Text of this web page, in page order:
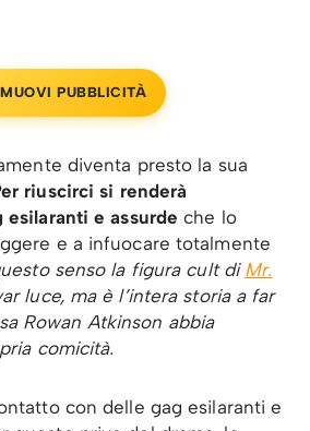
PUBBLICITÀ
diventa presto la sua
riuscirci si renderà
e assurde che lo
e a infuocare totalmente
senso la figura cult di Mr.
luce, ma è l’intera storia a far
Rowan Atkinson abbia
comicità.
con delle gag esilaranti e